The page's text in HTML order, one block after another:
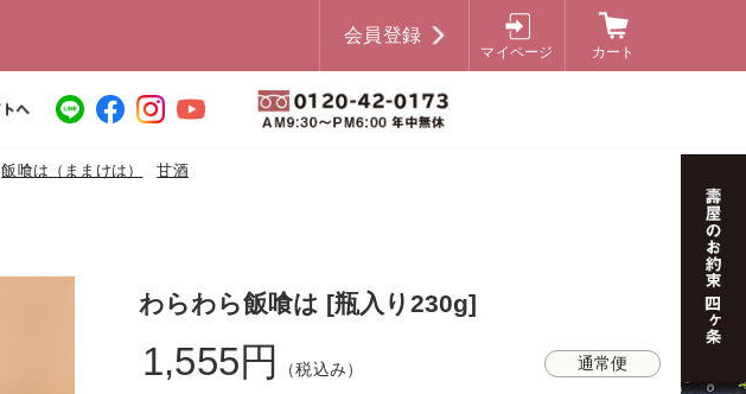
会員登録
マイページ カート
飯喰は（ままけは） 甘酒
わらわら飯喰は [瓶入り230g]
通常便
1,555円 （税込み）